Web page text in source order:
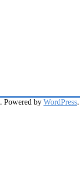
. Powered by WordPress.